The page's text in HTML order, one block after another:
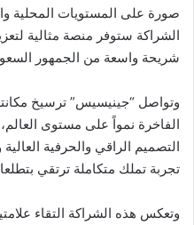
صورة على المستويات المحلية
الشراكة ستوفر منصة مثالية
شريحة واسعة من الجمهور
وتواصل “جينيسيس” ترسيخ
الفاخرة نمواً على مستوى
التصميم الراقي والحرفية
تجربة تملك متكاملة ترتقي
وتعكس هذه الشراكة التقاء